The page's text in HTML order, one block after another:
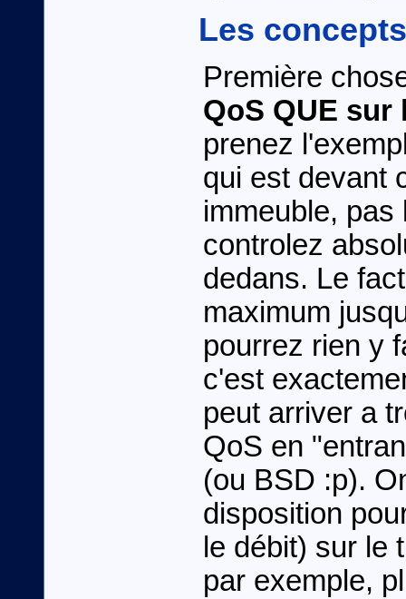
Les
Première
QoS QUE
prenez
qui est devant
immeuble,
controlez
dedans. Le
maximum
pourrez rien y
c'est
peut arriver a
QoS en
(ou BSD :p).
disposition
le débit) sur le
par exemple,